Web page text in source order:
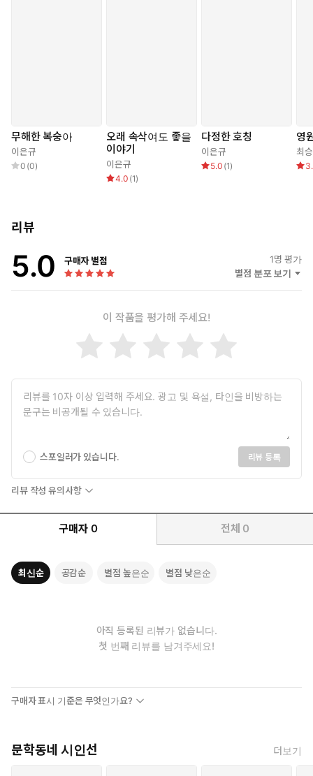
통과하지 못한 햇빛이/ 반사되어 흩어지던 시간”과 “어둠을 통과하
지 못한 구름이/ 하늘 너머로 흩어질 시간”을 궁금해한다. “나무 꼭
대기에 구름모자 걸릴 때 구름의 평균 수명은 얼마일까” 알고 싶어
한다.(「구름을 집으로 데리고 가기」) “물에 관한 나무의 기억이
주목할 점은 그가 자연물과 자연현상을 대하는 태도이다. 그에게 자
이 운동하고 작용하는 자연, 밀교를 나누는 자연에 대한 새로운 시
선이 이 시집에 담겨 있다.
잎은 꽃에게로 열린 나무의 귀
남겨진 나무의 계절이란 꽃 진 자리의 허공을 견디는 일
귀는 한 목소리를 가진 말들로 붐비고
몇 잎의 귀를 떨어뜨리며 묻는 나무에게
―「꽃은 나무의 난청이다」 부분
꽃이 지는 것이 상실과 허무를 나타낸다는 데에 우리는 익숙하
다. 한데 “남겨진 나무”를 궁금해한 일이 지금껏 있었던가? “꽃
는 나무와/ 물의 진동을 비늘에 새기는 물고기/ 저만치 물의 허공
에 어리는 꽃무리”(「어접린(魚接隣)」)는 또 어떠한가.
별 사물들에 대한 형태적 상상력에 그치는 것이 아니라 사이와 허공
즉 운동과 관계를 중심으로 한 역동적 상상력에 기반해 있음을 이제
―조강석 해설 「사이를 듣는 귀와 견딤의 가설」에서
무해한 복숭아
이은규
0 (0)
오래 속삭여도 좋을
이야기
이은규
4.0 (1)
다정한 호칭
이은규
5.0 (1)
영
최
리뷰
5.0 구매자 별점 1명 평가
별점 분포 보기
이 작품을 평가해 주세요!
스포일러가 있습니다. 리뷰 등록
리뷰 작성 유의사항
구매자 0 전체 0
최신순 공감순 별점 높은순 별점 낮은순
아직 등록된 리뷰가 없습니다.
첫 번째 리뷰를 남겨주세요!
구매자 표시 기준은 무엇인가요?
문학동네 시인선 더보기